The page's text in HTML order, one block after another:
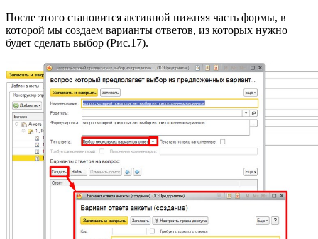
После этого становится активной нижняя часть формы, в
которой мы создаем варианты ответов, из которых нужно
будет сделать выбор (Рис.17).